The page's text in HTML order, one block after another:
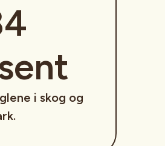
i skog og